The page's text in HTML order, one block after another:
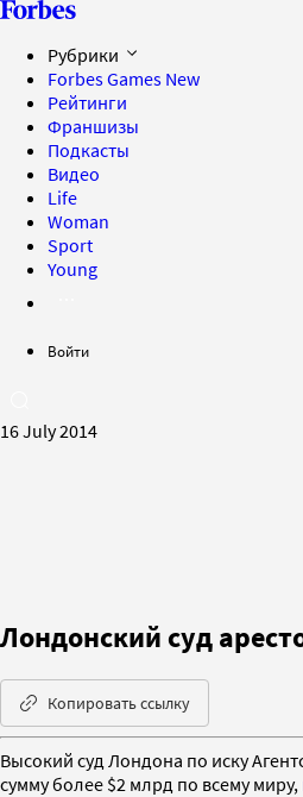
Рубрики
Forbes Games New
Рейтинги
Франшизы
Подкасты
Видео
Life
Woman
Sport
Young
Войти
16 July 2014
Лондонский суд
Копировать ссылку
Высокий суд Лондона по иску
сумму более $2 млрд по всему миру,